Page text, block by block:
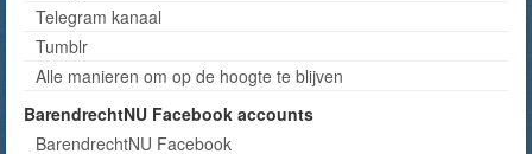
Telegram kanaal
Tumblr
Alle manieren om op de hoogte te blijven
BarendrechtNU Facebook accounts
BarendrechtNU Facebook